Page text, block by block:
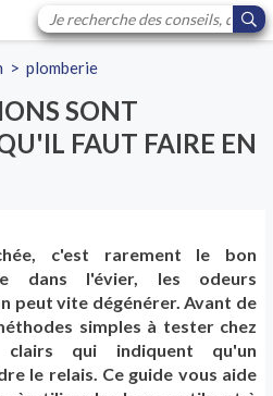
>plomberie
SONT
FAUT FAIRE EN
c'est rarement le bon
dans l'évier, les odeurs
peut vite dégénérer. Avant de
simples à tester chez
qui indiquent qu'un
le relais. Ce guide vous aide